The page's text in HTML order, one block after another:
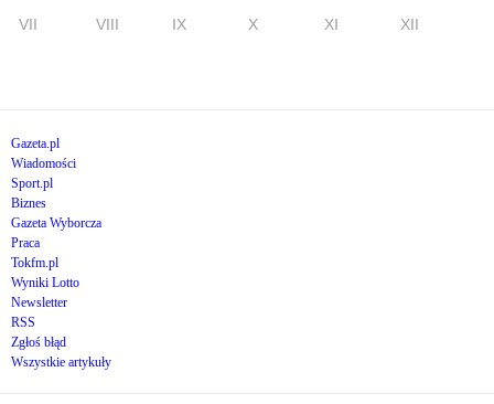
VII
VIII IX X XI XII
Gazeta.pl
Wiadomości
Sport.pl
Biznes
Gazeta Wyborcza
Praca
Tokfm.pl
Wyniki Lotto
Newsletter
RSS
Zgłoś błąd
Wszystkie artykuły